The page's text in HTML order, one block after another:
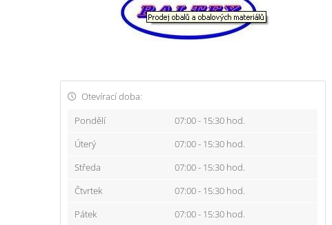
Otevírací doba:
Pondělí
07:00 - 15:30 hod.
Úterý
07:00 - 15:30 hod.
Středa
07:00 - 15:30 hod.
Čtvrtek
07:00 - 15:30 hod.
Pátek
07:00 - 15:30 hod.